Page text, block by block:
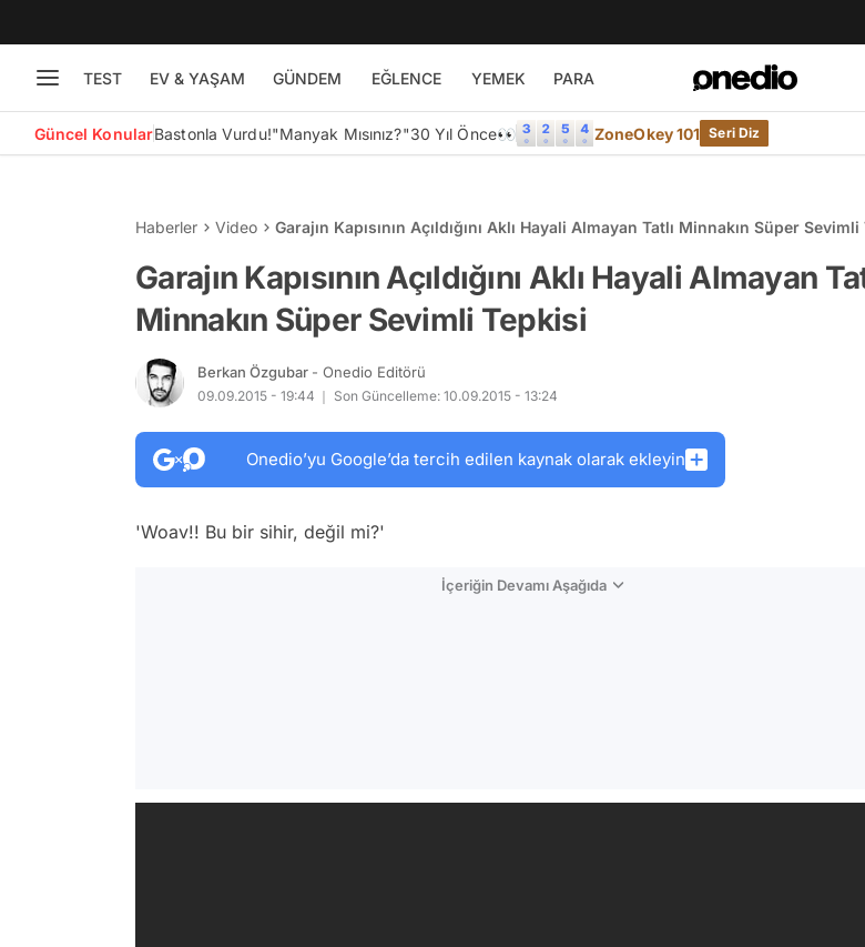
TEST EV & YAŞAM GÜNDEM EĞLENCE YEMEK PARA
Güncel KonularBastonla Vurdu!"Manyak Mısınız?"30 Yıl Önce👀 ZoneOkey 101 Seri Diz
Haberler Video Garajın Kapısının Açıldığını Aklı Hayali Almayan Tatlı Minnakın Süper
Garajın Kapısının Açıldığını Aklı Hayali Almayan
Minnakın Süper Sevimli Tepkisi
Berkan Özgubar - Onedio Editörü
09.09.2015 - 19:44 Son Güncelleme: 10.09.2015 - 13:24
Onedio’yu Google’da tercih edilen kaynak olarak ekleyin
'Woav!! Bu bir sihir, değil mi?'
İçeriğin Devamı Aşağıda